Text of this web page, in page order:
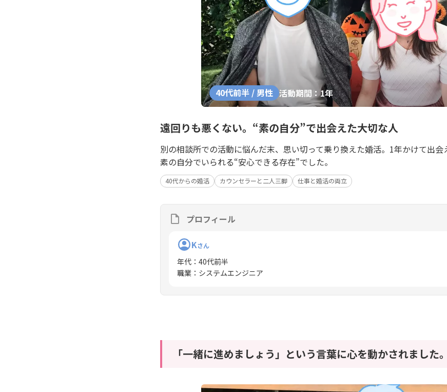
40代前半 / 男性 活動期間：1年
遠回りも悪くない。“素の自分”で出会えた大切な人
別の相談所での活動に悩んだ末、思い切って乗り換えた婚活。1年かけて出会
素の自分でいられる“安心できる存在”でした。
40代からの婚活 カウンセラーと二人三脚 仕事と婚活の両立
プロフィール
Kさん
年代 ： 40代前半
職業 ： システムエンジニア
「一緒に進めましょう」という言葉に心を動かされました。